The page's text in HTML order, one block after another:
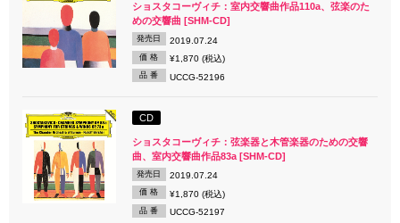
ショスタコーヴィチ：室内交響曲作品110a、弦楽のた
めの交響曲 [SHM-CD]
発売日 2019.07.24
価 格 ¥1,870 (税込)
品 番 UCCG-52196
CD
ショスタコーヴィチ：弦楽器と木管楽器のための交響
曲、室内交響曲作品83a [SHM-CD]
発売日 2019.07.24
価 格 ¥1,870 (税込)
品 番 UCCG-52197